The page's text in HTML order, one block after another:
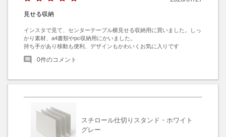
見せる収納
インスタで見て、センターテーブル横見せる収納用に買いました。しっ
かり素材、a4書類やpc収納用にかいました。
持ち手があり移動も便利、デザインもかわいくお気に入りです
0件のコメント
スチロール仕切りスタンド・ホワイト
グレー